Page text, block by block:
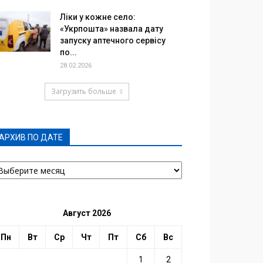
Ліки у кожне село:
«Укрпошта» назвала дату
запуску аптечного сервісу
по...
28.02.2026
Загрузить больше
ПО ДАТЕ
Август 2026
Пн Вт Ср Чт Пт Сб Вс
1 2